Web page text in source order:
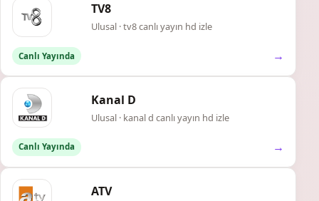
TV8
Ulusal · tv8 canlı yayın hd izle
Canlı Yayında →
Kanal D
Ulusal · kanal d canlı yayın hd izle
Canlı Yayında →
ATV